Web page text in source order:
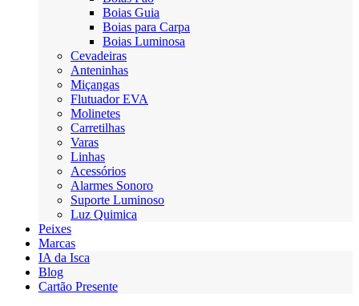
Boias Guia
Boias para Carpa
Boias Luminosa
Cevadeiras
Anteninhas
Miçangas
Flutuador EVA
Molinetes
Carretilhas
Varas
Linhas
Acessórios
Alarmes Sonoro
Suporte Luminoso
Luz Quimica
Peixes
Marcas
IA da Isca
Blog
Cartão Presente